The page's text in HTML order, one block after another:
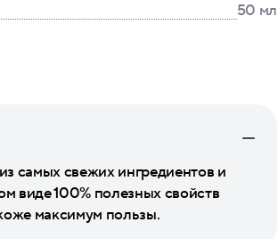
50 мл
самых свежих ингредиентов и
виде 100% полезных свойств
максимум пользы.